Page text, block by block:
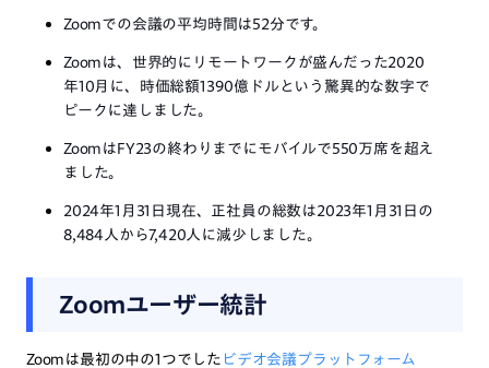
Zoomでの会議の平均時間は52分です。
Zoomは、世界的にリモートワークが盛んだった2020
年10月に、時価総額1390億ドルという驚異的な数字で
ピークに達しました。
ZoomはFY23の終わりまでにモバイルで550万席を超え
ました。
2024年1月31日現在、正社員の総数は2023年1月31日の
8,484人から7,420人に減少しました。
Zoomユーザー統計
Zoomは最初の中の1つでした ビデオ会議プラットフォーム